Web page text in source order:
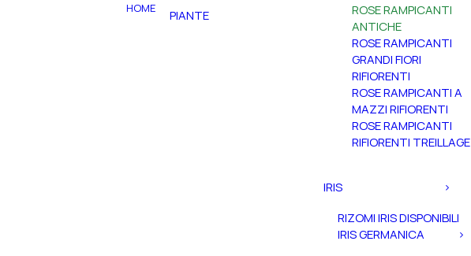
HOME PIANTE
ROSE RAMPICANTI
ANTICHE
ROSE RAMPICANTI
GRANDI FIORI
RIFIORENTI
ROSE RAMPICANTI A
MAZZI RIFIORENTI
ROSE RAMPICANTI
RIFIORENTI TREILLAGE
IRIS
RIZOMI IRIS DISPONIBILI
IRIS GERMANICA